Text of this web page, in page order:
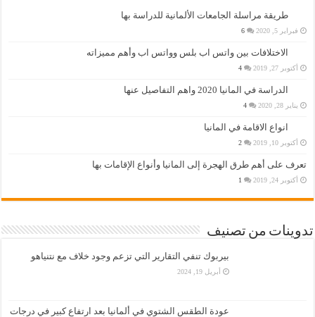
طريقة مراسلة الجامعات الألمانية للدراسة بها
فبراير 5, 2020 6
الاختلافات بين واتس اب بلس وواتس اب وأهم مميزاته
أكتوبر 27, 2019 4
الدراسة في المانيا 2020 واهم التفاصيل عنها
يناير 28, 2020 4
انواع الاقامة في المانيا
أكتوبر 10, 2019 2
تعرف على أهم طرق الهجرة إلى المانيا وأنواع الإقامات بها
أكتوبر 24, 2019 1
تدوينات من تصنيف
بيربوك تنفي التقارير التي تزعم وجود خلاف مع نتنياهو
أبريل 19, 2024
عودة الطقس الشتوي في ألمانيا بعد ارتفاع كبير في درجات